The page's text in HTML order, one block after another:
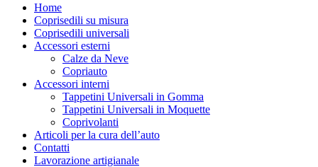
Home
Coprisedili su misura
Coprisedili universali
Accessori esterni
Calze da Neve
Copriauto
Accessori interni
Tappetini Universali in Gomma
Tappetini Universali in Moquette
Coprivolanti
Articoli per la cura dell’auto
Contatti
Lavorazione artigianale